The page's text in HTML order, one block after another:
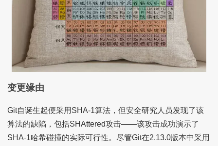
变更缘由
Git自诞生起便采用SHA-1算法，但安全研究人员发现了该
算法的缺陷，包括SHAttered攻击——该攻击成功演示了
SHA-1哈希碰撞的实际可行性。尽管Git在2.13.0版本中采用